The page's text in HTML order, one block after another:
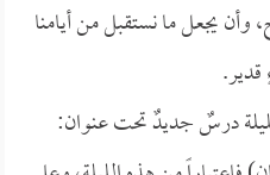
وأن يجعل ما نستقبل من أيامنا
قدير.
درسٌ جديدٌ تحت عنوان: